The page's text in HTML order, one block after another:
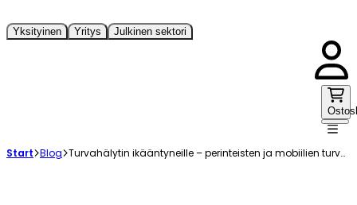
Yksityinen Yritys Julkinen sektori
Start Blog Turvahälytin ikääntyneille – perinteisten ja mobiilien turvahälyttimien erot